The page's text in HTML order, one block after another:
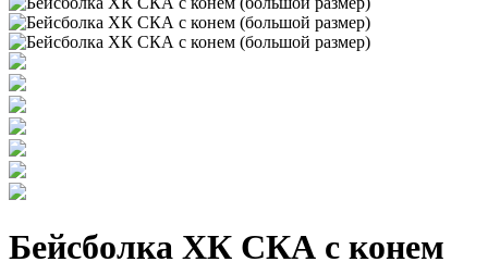
Бейсболка ХК СКА с конем